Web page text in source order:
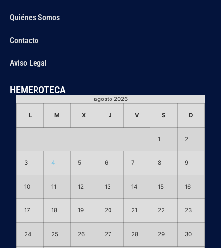
Quiénes Somos
Contacto
Aviso Legal
HEMEROTECA
agosto 2026
L M X J V S D
1 2
3 4 5 6 7 8 9
10 11 12 13 14 15 16
17 18 19 20 21 22 23
24 25 26 27 28 29 30